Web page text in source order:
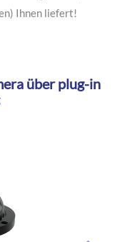
Möglichkeit, die
über plug-in